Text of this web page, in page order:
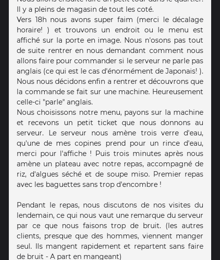
Il y a pleins de magasin de tout les coté.
Vers 18h nous avons super faim (merci le décalage
horaire! ) et trouvons un endroit ou le menu est
affiché sur la porte en image. Nous n'osons pas tout
de suite rentrer en nous demandant comment nous
allons faire pour commander si le serveur ne parle pas
anglais (ce qui est le cas d'énormément de Japonais! ).
Nous nous décidons enfin a rentrer et découvrons que
la commande se fait sur une machine. Heureusement
celle-ci "parle" anglais.
Nous choisissons notre menu, payons sur la machine
et recevons un petit ticket que nous donnons au
serveur. Le serveur nous amène trois verre d'eau,
qu'une de mes copines prend pour un rince d'eau,
merci pour l'affiche ! Puis trois minutes après nous
amène un plateau avec notre repas, accompagné de
riz, d'algues séché et de soupe miso. Premier repas
avec les baguettes sans trop d'encombre !
Pendant le repas, nous discutons de nos visites du
lendemain, ce qui nous vaut une remarque du serveur
par ce que nous faisons trop de bruit. (les autres
clients, presque que des hommes, viennent manger
seul. Ils mangent rapidement et repartent sans faire
de bruit - A part en mangeant)